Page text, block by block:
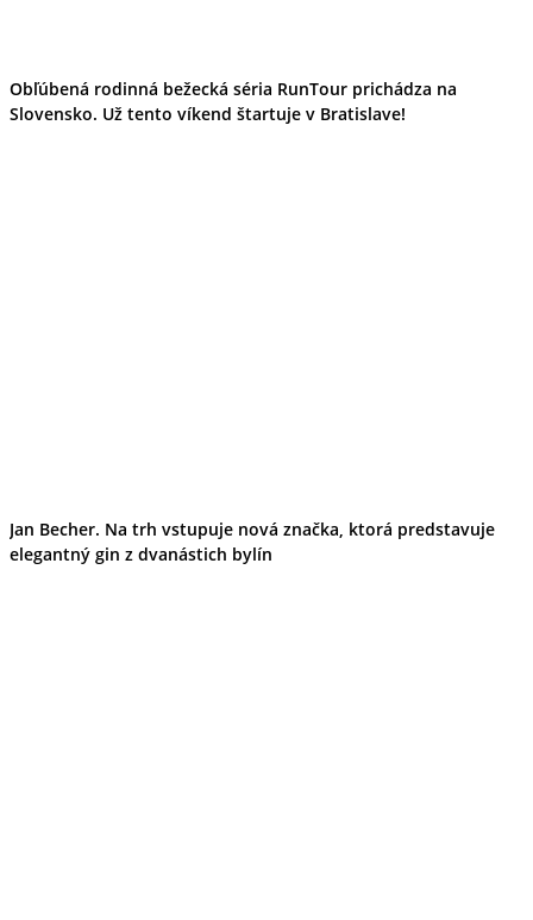
Obľúbená rodinná bežecká séria RunTour prichádza na
Slovensko. Už tento víkend štartuje v Bratislave!
Jan Becher. Na trh vstupuje nová značka, ktorá predstavuje
elegantný gin z dvanástich bylín